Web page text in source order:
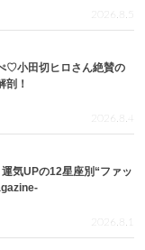
2026.8.5
♡小田切ヒロさん絶賛の
剖！
2026.8.4
気UPの12星座別“ファッ
2026.8.1